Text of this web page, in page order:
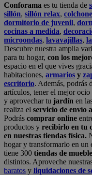
Conforama es tu tienda de
sillón, sillón relax,
dormitorio de juvenil,
cocinas a medida,
microondas, lavavajillas,
Descubre nuestra amplia
para tu hogar, con los
espacio en el que vives
habitaciones, armarios y
escritorio. Además, podrás
artículos, tener el mejor
y aprovechar tu jardín en
realiza el servicio de envío
Podrás comprar online
productos y recibirlo en tu
en nuestras tiendas física.
hogar y transformarlo en un
tiene 300 tiendas de
distintos. Aproveche
baratos y liquidaciones de